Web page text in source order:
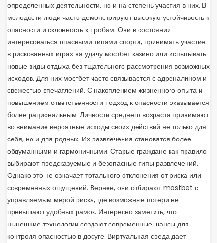
определенных деятельности, но и на степень участия в них. В
молодости люди часто демонстрируют высокую устойчивость к
опасности и склонность к пробам. Они в состоянии
интересоваться опасными типами спорта, принимать участие
в рискованных играх на удачу мостбет казино или испытывать
новые виды отдыха без тщательного рассмотрения возможных
исходов. Для них мостбет часто связывается с адреналином и
свежестью впечатлений. С накоплением жизненного опыта и
повышением ответственности подход к опасности оказывается
более рациональным. Личности среднего возраста принимают
во внимание вероятные исходы своих действий не только для
себя, но и для родных. Их развлечения становятся более
обдуманными и гармоничными. Старые граждане как правило
выбирают предсказуемые и безопасные типы развлечений.
Однако это не означает тотального отклонения от риска или
современных ощущений. Вернее, они отбирают mostbet с
управляемым мерой риска, где возможные потери не
превышают удобных рамок. Интересно заметить, что
нынешние технологии создают современные шансы для
контроля опасностью в досуге. Виртуальная среда дает